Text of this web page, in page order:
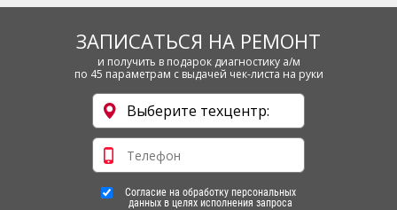
ЗАПИСАТЬСЯ НА РЕМОНТ
и получить в подарок диагностику а/м
по 45 параметрам с выдачей чек-листа на руки
Согласие на обработку персональных
данных в целях исполнения запроса